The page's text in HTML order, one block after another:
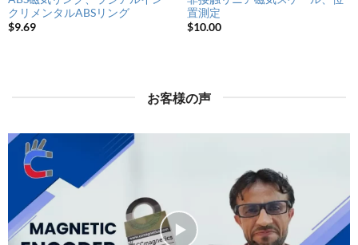
クリメンタルABSリング
$9.69
置測定
$10.00
お客様の声